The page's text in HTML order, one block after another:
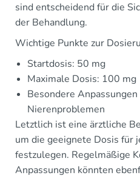
sind entscheidend für die
der Behandlung.
Wichtige Punkte zur
Startdosis: 50 mg
Maximale Dosis: 100 mg
Besondere
Nierenproblemen
Letztlich ist eine ärztliche
um die geeignete Dosis für
festzulegen. Regelmäßige
Anpassungen könnten